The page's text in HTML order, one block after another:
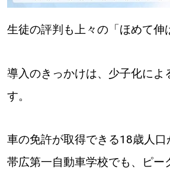
KEYWORD キーワード
生徒の評判も上々の「ほめて伸
導入のきっかけは、少子化によ
す。
車の免許が取得できる18歳人口
帯広第一自動車学校でも、ピー